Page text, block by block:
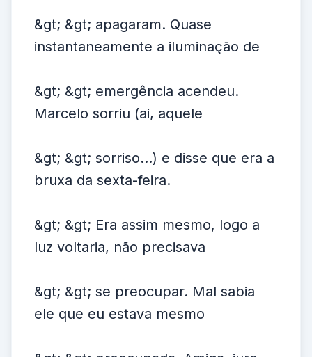
&gt; &gt; apagaram. Quase
instantaneamente a iluminação de
&gt; &gt; emergência acendeu.
Marcelo sorriu (ai, aquele
&gt; &gt; sorriso...) e disse que era a
bruxa da sexta-feira.
&gt; &gt; Era assim mesmo, logo a
luz voltaria, não precisava
&gt; &gt; se preocupar. Mal sabia
ele que eu estava mesmo